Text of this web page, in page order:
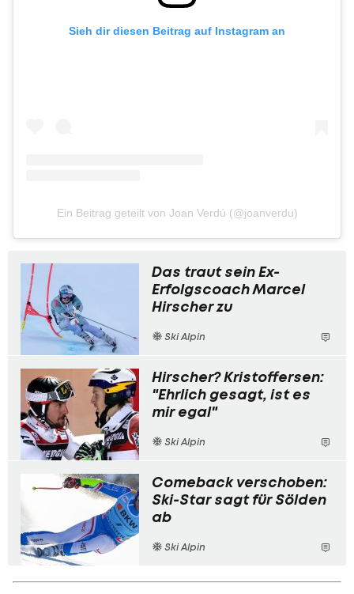
Sieh dir diesen Beitrag auf Instagram an
Ein Beitrag geteilt von Joan Verdú (@joanverdu)
Das traut sein Ex-
Erfolgscoach Marcel
Hirscher zu
Ski Alpin
Hirscher? Kristoffersen:
"Ehrlich gesagt, ist es
mir egal"
Ski Alpin
Comeback verschoben:
Ski-Star sagt für Sölden
ab
Ski Alpin